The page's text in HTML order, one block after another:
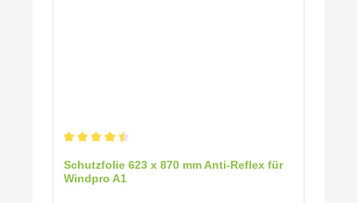
Schutzfolie 623 x 870 mm Anti-Reflex für
Windpro A1